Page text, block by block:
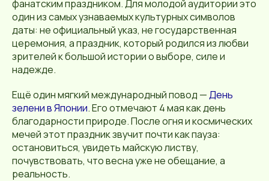
фанатским праздником. Для молодой аудитории это
один из самых узнаваемых культурных символов
даты: не официальный указ, не государственная
церемония, а праздник, который родился из любви
зрителей к большой истории о выборе, силе и
надежде.
Ещё один мягкий международный повод —День
зелени в Японии. Его отмечают 4 мая как день
благодарности природе. После огня и космических
мечей этот праздник звучит почти как пауза:
остановиться, увидеть майскую листву,
почувствовать, что весна уже не обещание, а
реальность.